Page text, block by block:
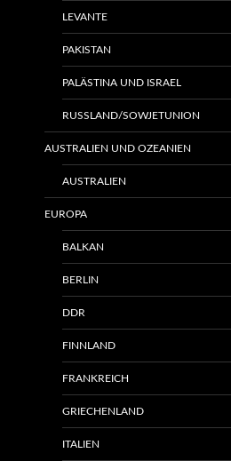
LEVANTE
PAKISTAN
PALÄSTINA UND ISRAEL
RUSSLAND/SOWJETUNION
AUSTRALIEN UND OZEANIEN
AUSTRALIEN
EUROPA
BALKAN
BERLIN
DDR
FINNLAND
FRANKREICH
GRIECHENLAND
ITALIEN